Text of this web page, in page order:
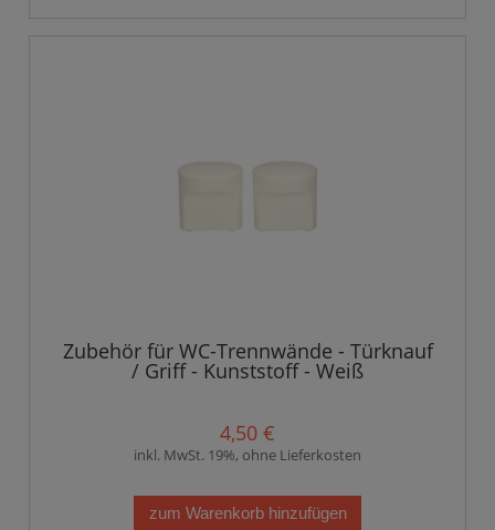
Zubehör für WC-Trennwände - Türknauf
/ Griff - Kunststoff - Weiß
4,50 €
inkl. MwSt. 19%, ohne Lieferkosten
zum Warenkorb hinzufügen